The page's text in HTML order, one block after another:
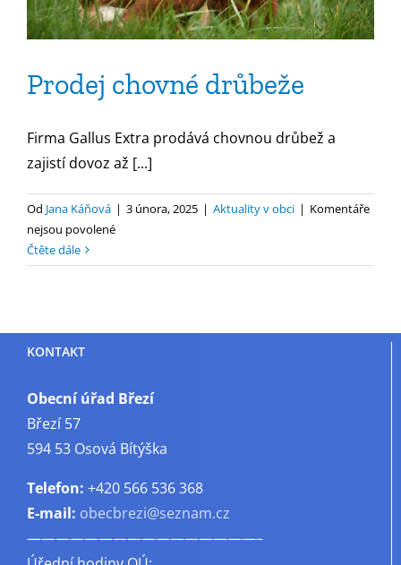
Prodej chovné drůbeže
Firma Gallus Extra prodává chovnou drůbež a
zajistí dovoz až [...]
Od Jana Káňová | 3 února, 2025 | Aktuality v obci | Komentáře
nejsou povolenéu
s
chovné
Čtěte dále
KONTAKT
Obecní úřad Březí
Březí 57
594 53 Osová Bítýška
Telefon: +420 566 536 368
E-mail: obecbrezi@seznam.cz
————————————————–